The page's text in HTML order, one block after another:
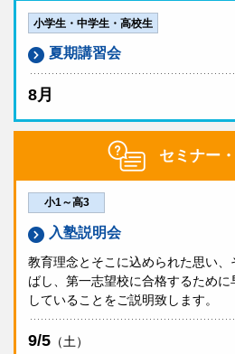
受験票はございません。
成績帳票
7/10（金）18:00より
覧いただけます。
早稲田アカデミーOnlineのアカウン
作成手順
紙の成績帳票の返却はありません。
備考
必修受験と位置付けられてい
のお申し込みは不要です（
は必要です）。詳細は早稲田
開されているご案内をご確認
上記に該当しない、首都圏外
で、自宅受験を希望する場合
わせください。
ングを希望される方には、成
事前受験・当日会場受験の方の
中3は、9月より開講の
審査を兼ねます。ただし、事
効となります。
へ、早稲田アカデミーにお通
い。
申込締切
お申し込み受付は終了致しました。
小学生・中学生・高校生
夏期講習会
8月
セミナー
小1～高3
入塾説明会
教育理念とそこに込められた思い
ばし、第一志望校に合格するため
していることをご説明致します。
9/5 （土）